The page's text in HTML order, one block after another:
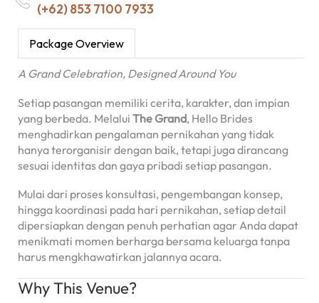
(+62) 853 7100 7933
Package Overview
A Grand Celebration, Designed Around You
Setiap pasangan memiliki cerita, karakter, dan impian
yang berbeda. Melalui The Grand, Hello Brides
menghadirkan pengalaman pernikahan yang tidak
hanya terorganisir dengan baik, tetapi juga dirancang
sesuai identitas dan gaya pribadi setiap pasangan.
Mulai dari proses konsultasi, pengembangan konsep,
hingga koordinasi pada hari pernikahan, setiap detail
dipersiapkan dengan penuh perhatian agar Anda dapat
menikmati momen berharga bersama keluarga tanpa
harus mengkhawatirkan jalannya acara.
Why This Venue?